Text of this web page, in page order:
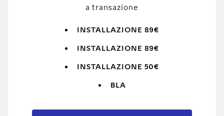
a transazione
INSTALLAZIONE 89€
INSTALLAZIONE 89€
INSTALLAZIONE 50€
BLA